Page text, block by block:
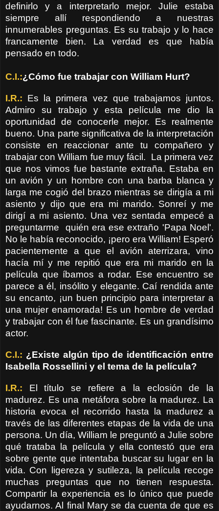
definirlo y a interpretarlo mejor. Julie estaba
siempre allí respondiendo a nuestras
innumerables preguntas. Es su trabajo y lo hace
francamente bien. La verdad es que había
pensado en todo.
C.I.:¿Cómo fue trabajar con William Hurt?
I.R.: Es la primera vez que trabajamos juntos.
Admiro su trabajo y esta película me dio la
oportunidad de conocerle mejor. Es realmente
bueno. Una parte significativa de la interpretación
consiste en reaccionar ante tu compañero y
trabajar con William fue muy fácil. La primera vez
que nos vimos fue bastante extraña. Estaba en
un avión y un hombre con una barba blanca y
larga me cogió del brazo mientras se dirigía a mi
asiento y dijo que era mi marido. Sonreí y me
dirigí a mi asiento. Una vez sentada empecé a
preguntarme quién era ese extraño 'Papa Noel'.
No le había reconocido, ¡pero era William! Esperó
pacientemente a que el avión aterrizara, vino
hacía mí y me repitió que era mi marido en la
película que íbamos a rodar. Ese encuentro se
parece a él, insólito y elegante. Caí rendida ante
su encanto, ¡un buen principio para interpretar a
una mujer enamorada! Es un hombre de verdad
y trabajar con él fue fascinante. Es un grandísimo
actor.
C.I.: ¿Existe algún tipo de identificación entre
Isabella Rossellini y el tema de la película?
I.R.: El título se refiere a la eclosión de la
madurez. Es una metáfora sobre la madurez. La
historia evoca el recorrido hasta la madurez a
través de las diferentes etapas de la vida de una
persona. Un día, William le preguntó a Julie sobre
qué trataba la película y ella contestó que era
sobre gente que intentaba buscar su lugar en la
vida. Con ligereza y sutileza, la película recoge
muchas preguntas que no tienen respuesta.
Compartir la experiencia es lo único que puede
ayudarnos. Al final Mary se da cuenta de que es